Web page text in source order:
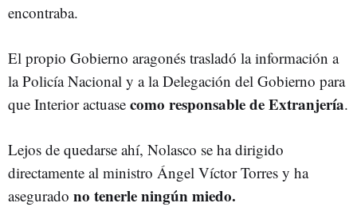
encontraba.
El propio Gobierno aragonés trasladó la información a
la Policía Nacional y a la Delegación del Gobierno para
que Interior actuase como responsable de Extranjería.
Lejos de quedarse ahí, Nolasco se ha dirigido
directamente al ministro Ángel Víctor Torres y ha
asegurado no tenerle ningún miedo.